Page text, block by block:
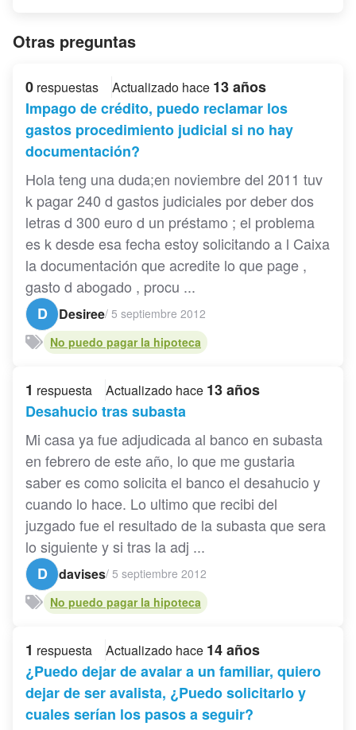
Otras preguntas
0 respuestas Actualizado hace 13 años
Impago de crédito, puedo reclamar los
gastos procedimiento judicial si no hay
documentación?
Hola teng una duda;en noviembre del 2011 tuv
k pagar 240 d gastos judiciales por deber dos
letras d 300 euro d un préstamo ; el problema
es k desde esa fecha estoy solicitando a l Caixa
la documentación que acredite lo que page ,
gasto d abogado , procu ...
D
Desiree/ 5 septiembre 2012
No puedo pagar la hipoteca
1 respuesta Actualizado hace 13 años
Desahucio tras subasta
Mi casa ya fue adjudicada al banco en subasta
en febrero de este año, lo que me gustaria
saber es como solicita el banco el desahucio y
cuando lo hace. Lo ultimo que recibi del
juzgado fue el resultado de la subasta que sera
lo siguiente y si tras la adj ...
D
davises/ 5 septiembre 2012
No puedo pagar la hipoteca
1 respuesta Actualizado hace 14 años
¿Puedo dejar de avalar a un familiar, quiero
dejar de ser avalista, ¿Puedo solicitarlo y
cuales serían los pasos a seguir?